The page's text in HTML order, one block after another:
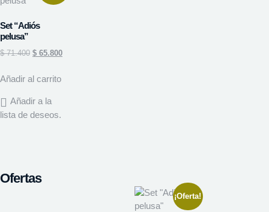
Set “Adiós
pelusa”
$71.400 $ 65.800
Añadir al carrito
Añadir a la
lista de deseos.
Ofertas
¡Oferta!